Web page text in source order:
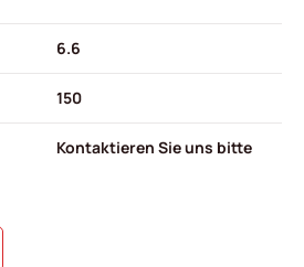
6.6
150
Kontaktieren Sie uns bitte